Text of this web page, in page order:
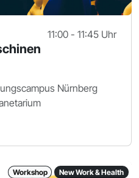
11:00 - 11:45 Uhr
Nürnberg
Workshop New Work & Health